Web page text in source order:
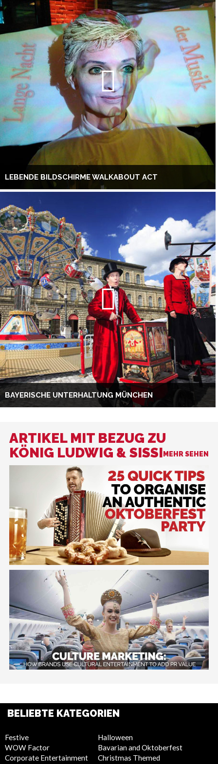
LEBENDE BILDSCHIRME WALKABOUT ACT
BAYERISCHE UNTERHALTUNG MÜNCHEN
ARTIKEL MIT BEZUG ZU
KÖNIG LUDWIG & SISSI MEHR SEHEN
BELIEBTE KATEGORIEN
Festive
WOW Factor
Corporate Entertainment
Halloween
Bavarian and Oktoberfest
Christmas Themed